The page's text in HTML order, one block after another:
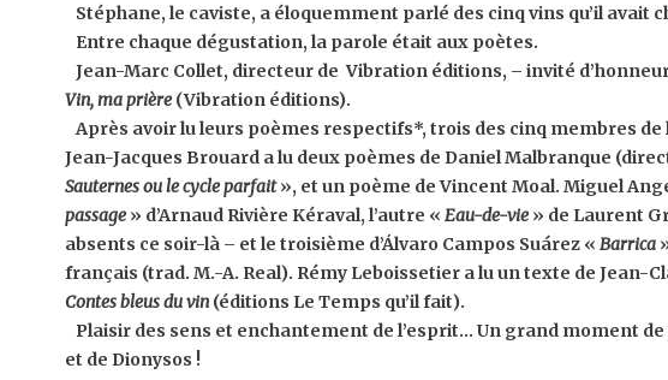
Stéphane, le caviste, a éloquemment parlé des cinq vins qu’il avait
Entre chaque dégustation, la parole était aux poètes.
Jean-Marc Collet, directeur de Vibration éditions, – invité
Vin, ma prière(Vibration éditions).
Après avoir lu leurs poèmes respectifs*, trois des cinq membres de
Jean-Jacques Brouard a lu deux poèmes de Daniel Malbranque
Sauternes ou le cycle parfait», et un poème de Vincent Moal. Miguel
passage» d’Arnaud Rivière Kéraval, l’autre « Eau-de-vie» de Laurent
absents ce soir-là – et le troisième d’Álvaro Campos Suárez « Barrica
français (trad. M.-A. Real). Rémy Leboissetier a lu un texte de Jean-
Contes bleus du vin(éditions Le Temps qu’il fait).
Plaisir des sens et enchantement de l’esprit… Un grand moment
et de Dionysos !